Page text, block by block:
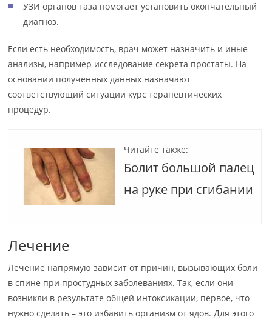
УЗИ органов таза помогает установить окончательный
диагноз.
Если есть необходимость, врач может назначить и иные
анализы, например исследование секрета простаты. На
основании полученных данных назначают
соответствующий ситуации курс терапевтических
процедур.
Читайте также:
Болит большой палец
на руке при сгибании
Лечение
Лечение напрямую зависит от причин, вызывающих боли
в спине при простудных заболеваниях. Так, если они
возникли в результате общей интоксикации, первое, что
нужно сделать – это избавить организм от ядов. Для этого